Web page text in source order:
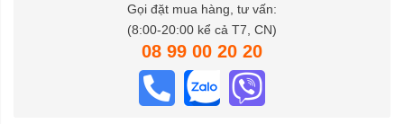
Gọi đặt mua hàng, tư vấn:
(8:00-20:00 kể cả T7, CN)
08 99 00 20 20